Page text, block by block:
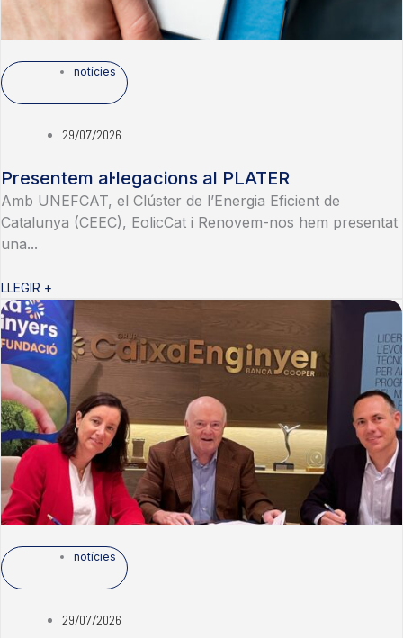
notícies
29/07/2026
Presentem al·legacions al PLATER
Amb UNEFCAT, el Clúster de l’Energia Eficient de
Catalunya (CEEC), EolicCat i Renovem-nos hem presentat
una...
LLEGIR +
notícies
29/07/2026